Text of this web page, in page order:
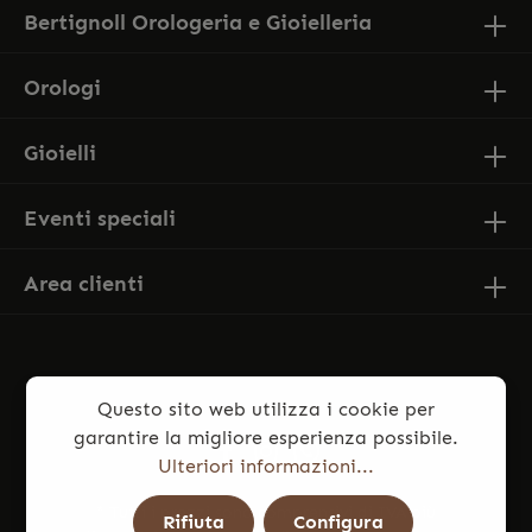
Bertignoll Orologeria e Gioielleria
Orologi
Gioielli
Eventi speciali
Area clienti
* Tutti i prezzi sono comprensivi di IVA più
Questo sito web utilizza i cookie per
garantire la migliore esperienza possibile.
Ulteriori informazioni...
Rifiuta Configura